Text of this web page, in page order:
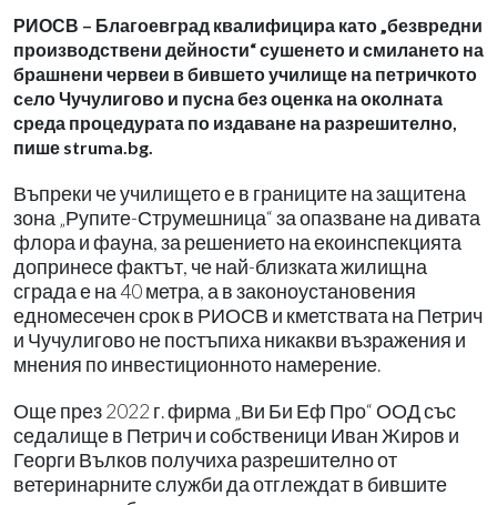
РИОСВ – Благоевград квалифицира като „безвредни
производствени дейности“ сушенето и смилането на
брашнени червеи в бившето училище на петричкото
сeло Чучулигово и пусна без оценка на околната
среда процедурата по издаване на разрешително,
пише struma.bg.
Въпреки че училището е в границите на защитена
зона „Рупите-Струмешница“ за опазване на дивата
флора и фауна, за решението на екоинспекцията
допринесе фактът, че най-близката жилищна
сграда е на 40 метра, а в законоустановения
едномесечен срок в РИОСВ и кметствата на Петрич
и Чучулигово не постъпиха никакви възражения и
мнения по инвестиционното намерение.
Още през 2022 г. фирма „Ви Би Еф Про“ ООД със
седалище в Петрич и собственици Иван Жиров и
Георги Вълков получиха разрешително от
ветеринарните служби да отглеждат в бившите